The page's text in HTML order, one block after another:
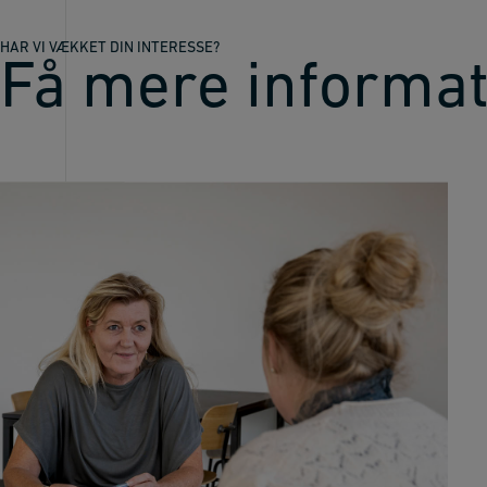
HAR VI VÆKKET DIN INTERESSE?
Få mere